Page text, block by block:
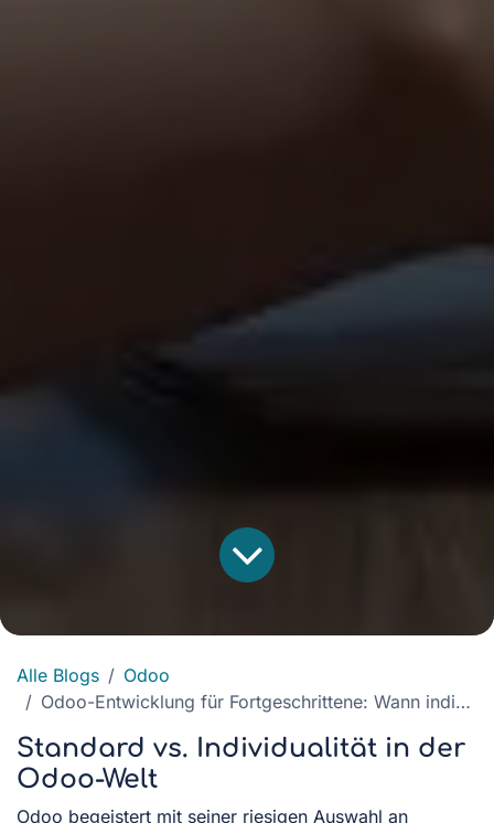
Alle Blogs
Odoo
Odoo-Entwicklung für Fortgeschrittene: Wann individuelle Lösungen besser sind als App Store-Module
Standard vs. Individualität in der
Odoo-Welt
Odoo begeistert mit seiner riesigen Auswahl an